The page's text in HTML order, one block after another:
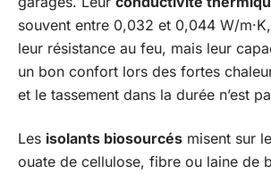
souvent entre 0,032 et 0,044 W/
leur résistance au feu, mais leur
un bon confort lors des fortes
et le tassement dans la durée n’est
Les isolants biosourcés misent sur
ouate de cellulose, fibre ou laine de